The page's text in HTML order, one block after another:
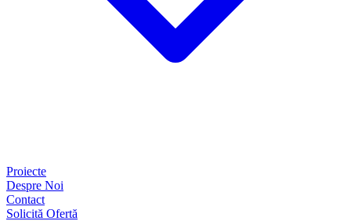
Proiecte
Despre Noi
Contact
Solicită Ofertă